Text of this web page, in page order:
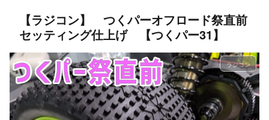
【ラジコン】 つくパーオフロード祭直前
セッティング仕上げ 【つくパー31】
ラジコン